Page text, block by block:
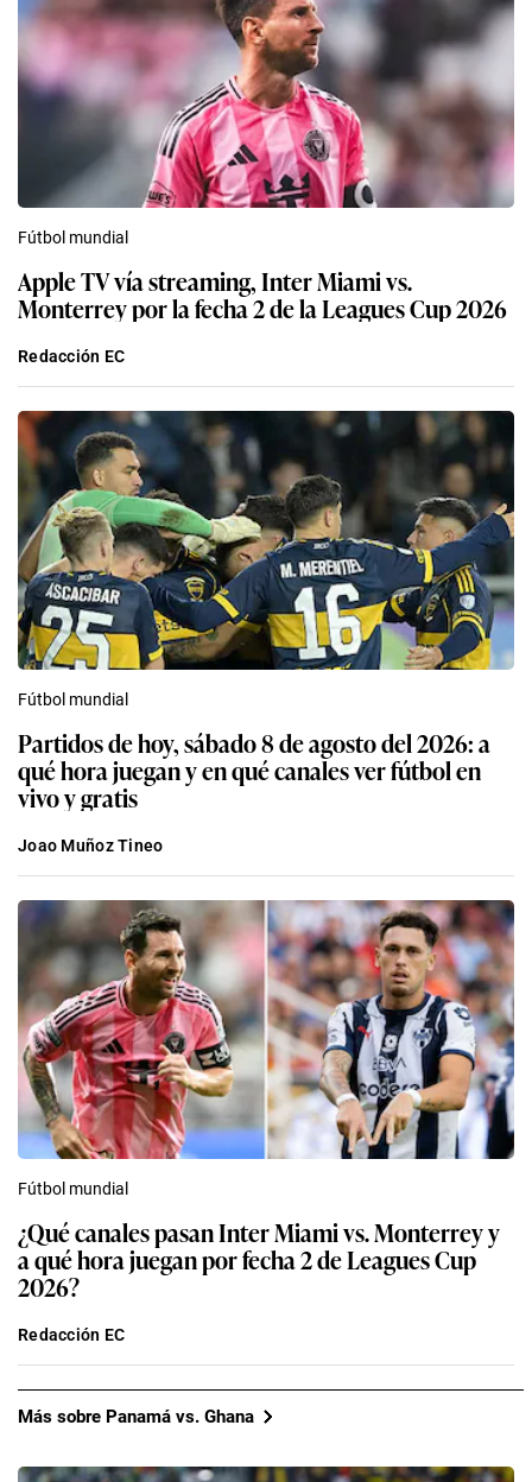
Fútbol mundial
Apple TV vía streaming, Inter Miami vs.
Monterrey por la fecha 2 de la Leagues Cup 2026
Redacción EC
Fútbol mundial
Partidos de hoy, sábado 8 de agosto del 2026: a
qué hora juegan y en qué canales ver fútbol en
vivo y gratis
Joao Muñoz Tineo
Fútbol mundial
¿Qué canales pasan Inter Miami vs. Monterrey y
a qué hora juegan por fecha 2 de Leagues Cup
2026?
Redacción EC
Más sobre Panamá vs. Ghana